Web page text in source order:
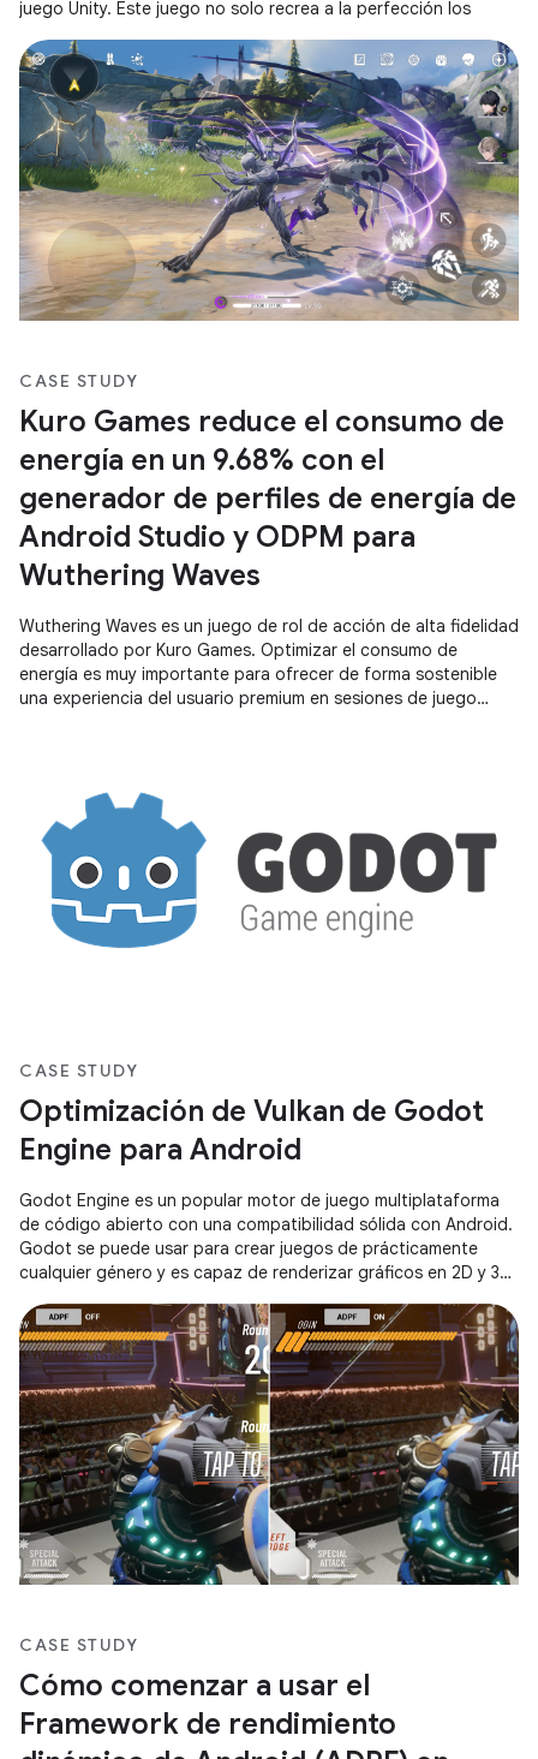
juego Unity. Este juego no solo recrea a la perfección los
CASE STUDY
Kuro Games reduce el consumo de
energía en un 9.68% con el
generador de perfiles de energía de
Android Studio y ODPM para
Wuthering Waves
Wuthering Waves es un juego de rol de acción de alta fidelidad
desarrollado por Kuro Games. Optimizar el consumo de
energía es muy importante para ofrecer de forma sostenible
una experiencia del usuario premium en sesiones de juego
CASE STUDY
Optimización de Vulkan de Godot
Engine para Android
Godot Engine es un popular motor de juego multiplataforma
de código abierto con una compatibilidad sólida con Android.
Godot se puede usar para crear juegos de prácticamente
cualquier género y es capaz de renderizar gráficos en 2D y 3D.
CASE STUDY
Cómo comenzar a usar el
Framework de rendimiento